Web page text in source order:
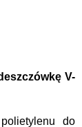
V-
do